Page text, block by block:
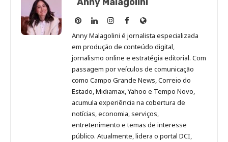
Anny Malagolini
Anny
Malagolini
no
Pinterest
Anny
Malagolini
no
LinkedIn
Anny
Malagolini
no
Instagram
Anny
Malagolini
no
Facebook
Site
de
Anny
Malagolini
Anny Malagolini é jornalista especializada
em produção de conteúdo digital,
jornalismo online e estratégia editorial. Com
passagem por veículos de comunicação
como Campo Grande News, Correio do
Estado, Midiamax, Yahoo e Tempo Novo,
acumula experiência na cobertura de
notícias, economia, serviços,
entretenimento e temas de interesse
público. Atualmente, lidera o portal DCI,